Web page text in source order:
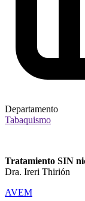
Departamento
Tabaquismo
Tratamiento SIN
Dra. Ireri Thirión
AVEM